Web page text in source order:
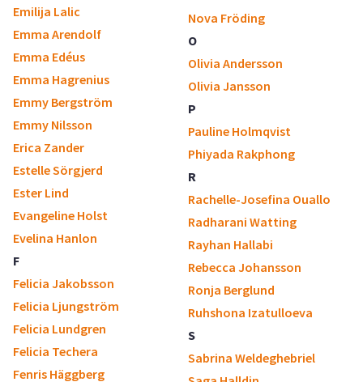
Emilija Lalic
Emma Arendolf
Emma Edéus
Emma Hagrenius
Emmy Bergström
Emmy Nilsson
Erica Zander
Estelle Sörgjerd
Ester Lind
Evangeline Holst
Evelina Hanlon
F
Felicia Jakobsson
Felicia Ljungström
Felicia Lundgren
Felicia Techera
Fenris Häggberg
Nova Fröding
O
Olivia Andersson
Olivia Jansson
P
Pauline Holmqvist
Phiyada Rakphong
R
Rachelle-Josefina Ouallo
Radharani Watting
Rayhan Hallabi
Rebecca Johansson
Ronja Berglund
Ruhshona Izatulloeva
S
Sabrina Weldeghebriel